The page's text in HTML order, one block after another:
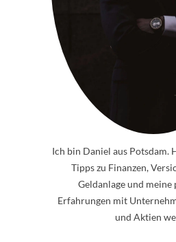
Ich bin Daniel aus Potsdam.
Tipps zu Finanzen,
Geldanlage und meine
Erfahrungen mit
und Aktien